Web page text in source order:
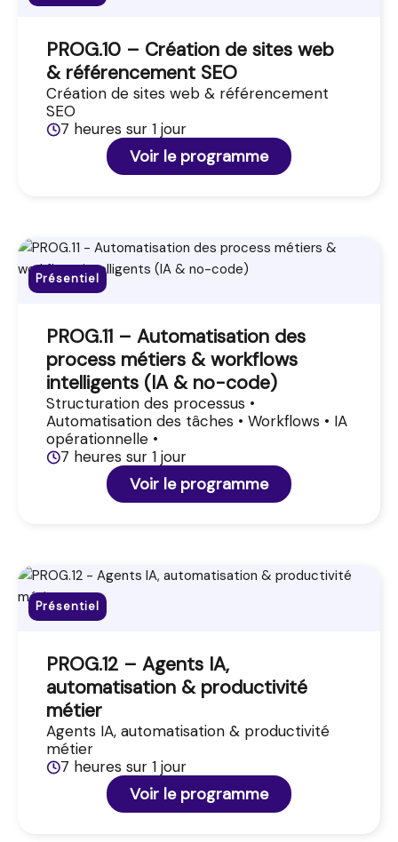
PROG.10 – Création de sites web
& référencement SEO
Création de sites web & référencement
SEO
7 heures sur 1 jour
Voir le programme
Présentiel
PROG.11 – Automatisation des
process métiers & workflows
intelligents (IA & no-code)
Structuration des processus •
Automatisation des tâches • Workflows • IA
opérationnelle •
7 heures sur 1 jour
Voir le programme
Présentiel
PROG.12 – Agents IA,
automatisation & productivité
métier
Agents IA, automatisation & productivité
métier
7 heures sur 1 jour
Voir le programme